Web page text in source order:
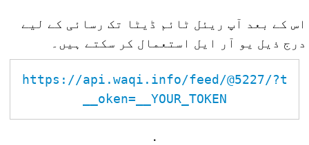
اس کے بعد آپ ریئل ٹائم ڈیٹا تک رسائی کے لیے
درج ذیل یو آر ایل استعمال کر سکتے ہیں۔
https://api.waqi.info/feed/@5227/?t
oken=__YOUR_TOKEN__
.